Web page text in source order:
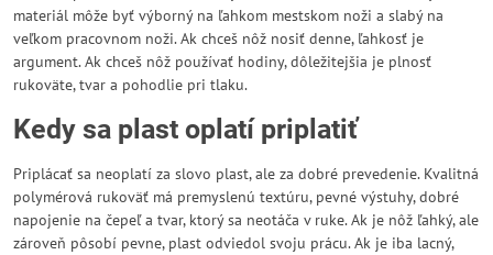
materiál môže byť výborný na ľahkom mestskom noži a slabý na
veľkom pracovnom noži. Ak chceš nôž nosiť denne, ľahkosť je
argument. Ak chceš nôž používať hodiny, dôležitejšia je plnosť
rukoväte, tvar a pohodlie pri tlaku.
Kedy sa plast oplatí priplatiť
Priplácať sa neoplatí za slovo plast, ale za dobré prevedenie. Kvalitná
polymérová rukoväť má premyslenú textúru, pevné výstuhy, dobré
napojenie na čepeľ a tvar, ktorý sa neotáča v ruke. Ak je nôž ľahký, ale
zároveň pôsobí pevne, plast odviedol svoju prácu. Ak je iba lacný,